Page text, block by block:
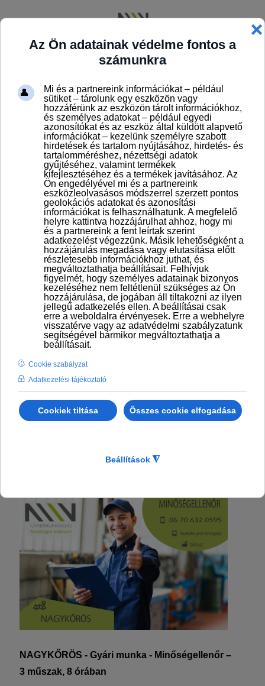
NAGYKŐRÖS - Gyári munka - Minőségellenőr –
műszakban 12 órában
MINŐSÉGELLENŐR
jelentkezőket nagykőrösi teljesítésre, hosszú távú
bejelentett munkavégzésre.
BŐVEBBEN: NAGYKŐRÖS - GYÁRI MUNKA -
NAGYKŐRÖS - Gyári munka - Minőségellenőr –
3 műszak, 8 órában